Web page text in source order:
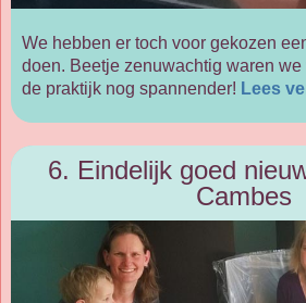
We hebben er toch voor gekozen
doen. Beetje zenuwachtig waren
de praktijk nog spannender! Lees
6. Eindelijk goed
Cambes